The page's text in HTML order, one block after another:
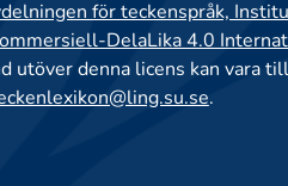
för teckenspråk,
DelaLika 4.0
utöver denna licens kan vara
.